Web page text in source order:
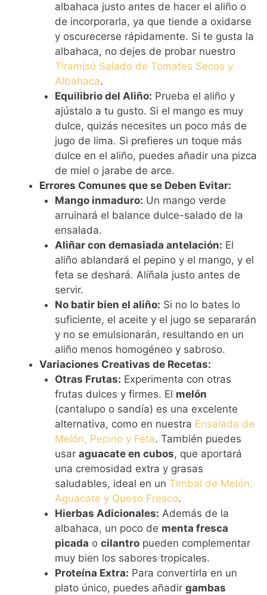
albahaca justo antes de hacer el aliño o
de incorporarla, ya que tiende a oxidarse
y oscurecerse rápidamente. Si te gusta la
albahaca, no dejes de probar nuestro
Tiramisú Salado de Tomates Secos y
Albahaca.
Equilibrio del Aliño: Prueba el aliño y
ajústalo a tu gusto. Si el mango es muy
dulce, quizás necesites un poco más de
jugo de lima. Si prefieres un toque más
dulce en el aliño, puedes añadir una pizca
de miel o jarabe de arce.
Errores Comunes que se Deben Evitar:
Mango inmaduro: Un mango verde
arruinará el balance dulce-salado de la
ensalada.
Aliñar con demasiada antelación: El
aliño ablandará el pepino y el mango, y el
feta se deshará. Alíñala justo antes de
servir.
No batir bien el aliño: Si no lo bates lo
suficiente, el aceite y el jugo se separarán
y no se emulsionarán, resultando en un
aliño menos homogéneo y sabroso.
Variaciones Creativas de Recetas:
Otras Frutas: Experimenta con otras
frutas dulces y firmes. El melón
(cantalupo o sandía) es una excelente
alternativa, como en nuestra Ensalada de
Melón, Pepino y Feta. También puedes
usar aguacate en cubos, que aportará
una cremosidad extra y grasas
saludables, ideal en un Timbal de Melón,
Aguacate y Queso Fresco.
Hierbas Adicionales: Además de la
albahaca, un poco de menta fresca
picada o cilantropueden complementar
muy bien los sabores tropicales.
Proteína Extra: Para convertirla en un
plato único, puedes añadir gambas